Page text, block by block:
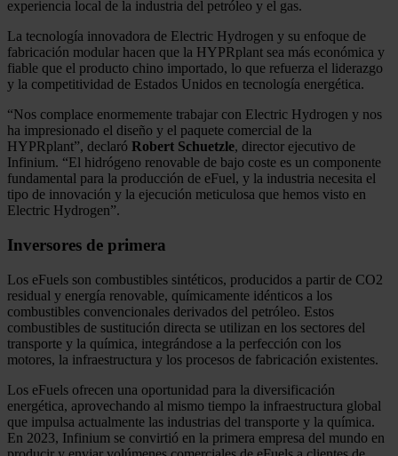
experiencia local de la industria del petróleo y el gas.
La tecnología innovadora de Electric Hydrogen y su enfoque de
fabricación modular hacen que la HYPRplant sea más económica y
fiable que el producto chino importado, lo que refuerza el liderazgo
y la competitividad de Estados Unidos en tecnología energética.
“Nos complace enormemente trabajar con Electric Hydrogen y nos
ha impresionado el diseño y el paquete comercial de la
HYPRplant”, declaró Robert Schuetzle, director ejecutivo de
Infinium. “El hidrógeno renovable de bajo coste es un componente
fundamental para la producción de eFuel, y la industria necesita el
tipo de innovación y la ejecución meticulosa que hemos visto en
Electric Hydrogen”.
Inversores de primera
Los eFuels son combustibles sintéticos, producidos a partir de CO2
residual y energía renovable, químicamente idénticos a los
combustibles convencionales derivados del petróleo. Estos
combustibles de sustitución directa se utilizan en los sectores del
transporte y la química, integrándose a la perfección con los
motores, la infraestructura y los procesos de fabricación existentes.
Los eFuels ofrecen una oportunidad para la diversificación
energética, aprovechando al mismo tiempo la infraestructura global
que impulsa actualmente las industrias del transporte y la química.
En 2023, Infinium se convirtió en la primera empresa del mundo en